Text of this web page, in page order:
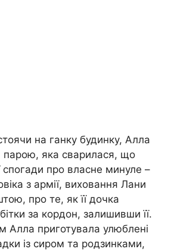
на ганку будинку, Алла
парою, яка сварилася, що
спогади про власне минуле –
з армії, виховання Лани
про те, як її дочка
за кордон, залишивши її.
Алла приготувала улюблені
із сиром та родзинками,